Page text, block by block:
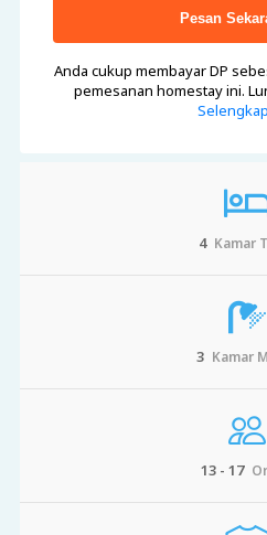
Pesan
Anda cukup membayar DP
pemesanan homestay ini.
4 Kamar
3 Kamar
13 - 17